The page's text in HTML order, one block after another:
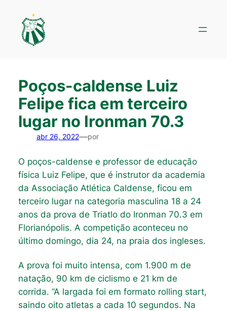
conteúdo
Poços-caldense Luiz
Felipe fica em terceiro
lugar no Ironman 70.3
abr 26, 2022—por
O poços-caldense e professor de educação
física Luiz Felipe, que é instrutor da academia
da Associação Atlética Caldense, ficou em
terceiro lugar na categoria masculina 18 a 24
anos da prova de Triatlo do Ironman 70.3 em
Florianópolis. A competição aconteceu no
último domingo, dia 24, na praia dos ingleses.
A prova foi muito intensa, com 1.900 m de
natação, 90 km de ciclismo e 21 km de
corrida. “A largada foi em formato rolling start,
saindo oito atletas a cada 10 segundos. Na